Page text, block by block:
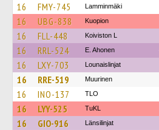
16 FMY-745 Lamminmäki
16 UBG-838 Kuopion
16 FLL-448 Koiviston L
16 RRL-524 E. Ahonen
16 LXY-703 Lounaislinjat
16 RRE-519 Muurinen
16 INO-137 TLO
16 LYY-525 TuKL
16 GIO-916 Länsilinjat